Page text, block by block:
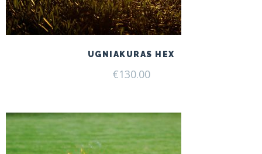
UGNIAKURAS HEX
€130.00